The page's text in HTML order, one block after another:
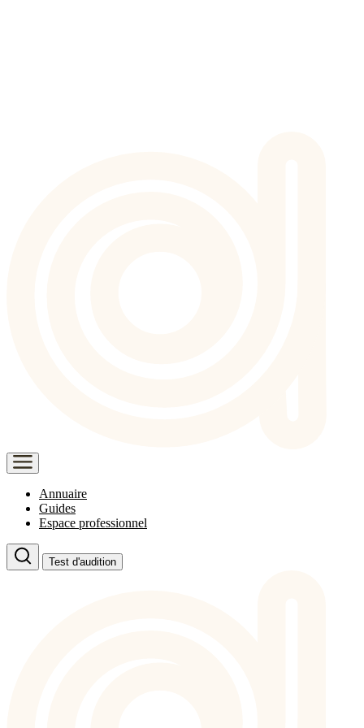
Annuaire
Guides
Espace professionnel
Test d'audition